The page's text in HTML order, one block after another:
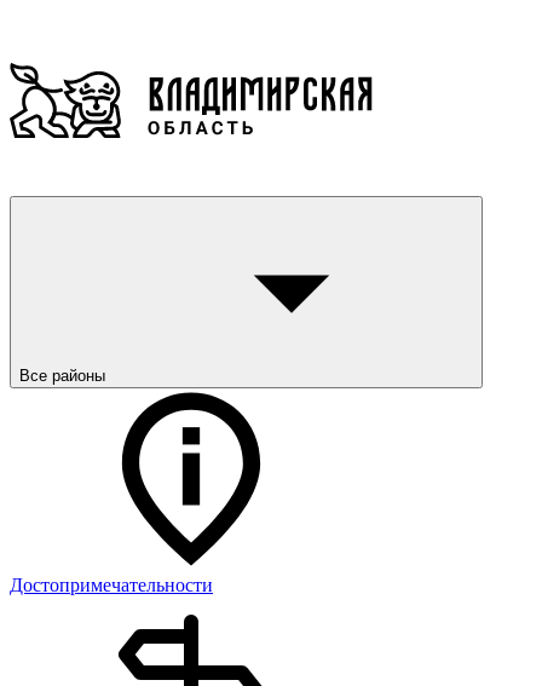
Все районы
Достопримечательности